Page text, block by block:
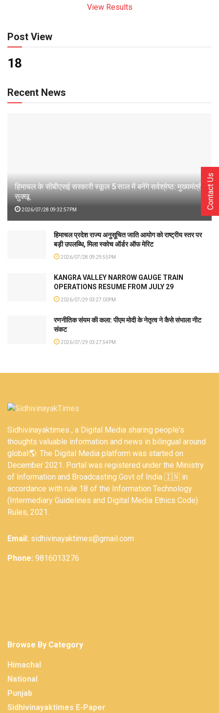
View Results
Post View
18
Recent News
हिमाचल के सीबीएसई सरकारी स्कूल 5 साल में बनेंगे सर्वश्रेष्ठ: मुख्यमंत्री
सुक्खू
2026/07/28 09:32:57PM
हिमाचल प्रदेश राज्य अनुसूचित जाति आयोग को राष्ट्रीय स्तर पर
बड़ी उपलब्धि, मिला स्कोच ऑर्डर ऑफ मेरिट
2026/07/28 09:29:55PM
KANGRA VALLEY NARROW GAUGE TRAIN
OPERATIONS RESUME FROM JULY 29
2026/07/29 03:27:00PM
रणनीतिक संयम की कला: पीएम मोदी के नेतृत्व ने कैसे संभाला नीट
संकट
2026/07/29 03:27:54PM
Sidhivinayaktimes , a Digital Media sharing people's
thoughts valuable information and news in bilingual around
global🌎. The Digital Media platform was started on
December 2021. Portal was registered under the Ministry
of Information and Broadcasting Govt of India 🇮🇳 in
accordance with rule 18 of the Information Technology
(Intermediary Guidelines and Digital Media Ethics Code)
Rules, 2021.
Email: sidhivinayaktimes@gmail.com
Phone: 9816013276
Browse By Category
Himachal
National
Punjab
Sidhivinayaktimes E-Paper
Contact Us